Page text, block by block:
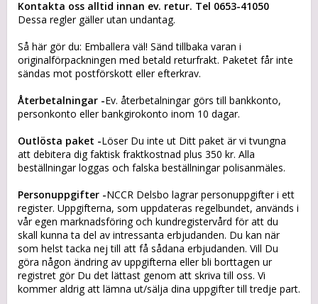
Kontakta oss alltid innan ev. retur. Tel 0653-41050
Dessa regler gäller utan undantag.
Så här gör du: Emballera väl! Sänd tillbaka varan i
originalförpackningen med betald returfrakt. Paketet får inte
sändas mot postförskott eller efterkrav.
Återbetalningar -Ev. återbetalningar görs till bankkonto,
personkonto eller bankgirokonto inom 10 dagar.
Outlösta paket -Löser Du inte ut Ditt paket är vi tvungna
att debitera dig faktisk fraktkostnad plus 350 kr. Alla
beställningar loggas och falska beställningar polisanmäles.
Personuppgifter -NCCR Delsbo lagrar personuppgifter i ett
register. Uppgifterna, som uppdateras regelbundet, används i
vår egen marknadsföring och kundregistervård för att du
skall kunna ta del av intressanta erbjudanden. Du kan när
som helst tacka nej till att få sådana erbjudanden. Vill Du
göra någon ändring av uppgifterna eller bli borttagen ur
registret gör Du det lättast genom att skriva till oss. Vi
kommer aldrig att lämna ut/sälja dina uppgifter till tredje part.